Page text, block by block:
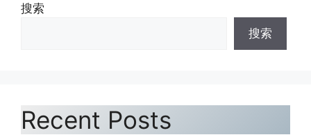
搜索
搜索
Recent Posts